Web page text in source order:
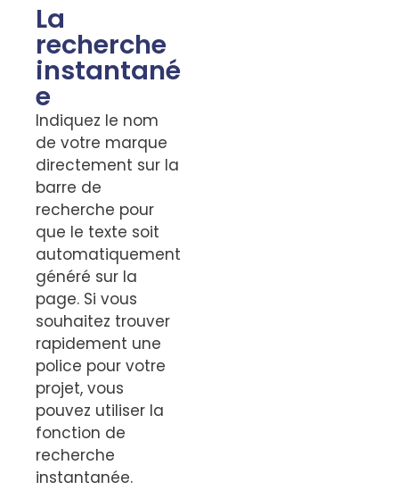
La
recherche
instantané
e
Indiquez le nom
de votre marque
directement sur la
barre de
recherche pour
que le texte soit
automatiquement
généré sur la
page. Si vous
souhaitez trouver
rapidement une
police pour votre
projet, vous
pouvez utiliser la
fonction de
recherche
instantanée.